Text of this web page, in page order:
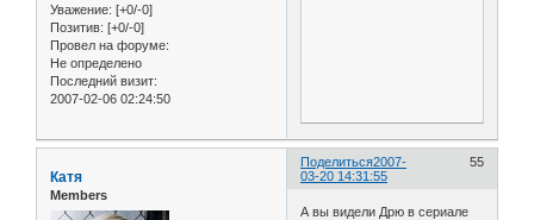
Уважение: [+0/-0]
Позитив: [+0/-0]
Провел на форуме:
Не определено
Последний визит:
2007-02-06 02:24:50
Поделиться 55
2007-
03-20 14:31:55
Катя
Members
А вы видели Дрю в сериале